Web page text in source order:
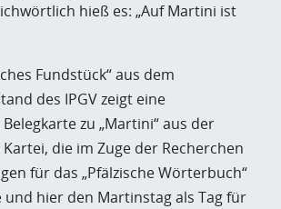
hieß es: „Auf Martini ist
Fundstück“ aus dem
des IPGV zeigt eine
zu „Martini“ aus der
die im Zuge der Recherchen
für das „Pfälzische Wörterbuch“
hier den Martinstag als Tag für